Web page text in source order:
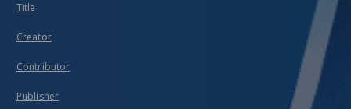
Title
Creator
Contributor
Publisher